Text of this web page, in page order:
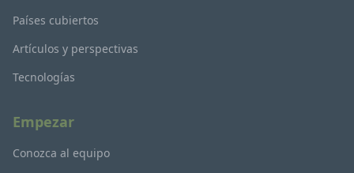
Países cubiertos
Artículos y perspectivas
Tecnologías
Empezar
Conozca al equipo